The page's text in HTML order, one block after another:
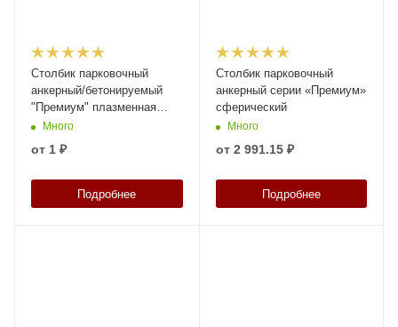
Столбик парковочный
анкерный/бетонируемый
"Премиум" плазменная
резкаМного
от 1 ₽
Подробнее
Столбик парковочный
анкерный серии «Премиум»
сферический
Много
от 2 991.15 ₽
Подробнее